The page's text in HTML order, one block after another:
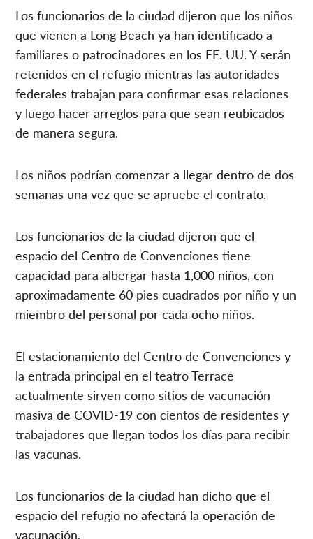
Los funcionarios de la ciudad dijeron que los niños
que vienen a Long Beach ya han identificado a
familiares o patrocinadores en los EE. UU. Y serán
retenidos en el refugio mientras las autoridades
federales trabajan para confirmar esas relaciones
y luego hacer arreglos para que sean reubicados
de manera segura.
Los niños podrían comenzar a llegar dentro de dos
semanas una vez que se apruebe el contrato.
Los funcionarios de la ciudad dijeron que el
espacio del Centro de Convenciones tiene
capacidad para albergar hasta 1,000 niños, con
aproximadamente 60 pies cuadrados por niño y un
miembro del personal por cada ocho niños.
El estacionamiento del Centro de Convenciones y
la entrada principal en el teatro Terrace
actualmente sirven como sitios de vacunación
masiva de COVID-19 con cientos de residentes y
trabajadores que llegan todos los días para recibir
las vacunas.
Los funcionarios de la ciudad han dicho que el
espacio del refugio no afectará la operación de
vacunación.